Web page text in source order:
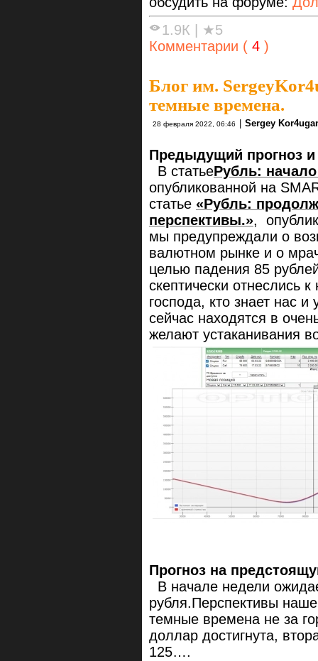
1.9К
★5
Комментарии ( 4 )
Блог им.
темные времена.
28 февраля 2022, 06:46 Sergey
Предыдущий прогноз
В статьеРубль:
опубликованной на
статье «Рубль:
перспективы.»,
мы предупреждали о
валютном рынке и о
целью падения 85
скептически отнеслись
господа, кто знает нас
сейчас находятся в
желают устаканивания
Прогноз на
В начале недели
рубля.Перспективы
темные времена не за
доллар достигнута,
125….